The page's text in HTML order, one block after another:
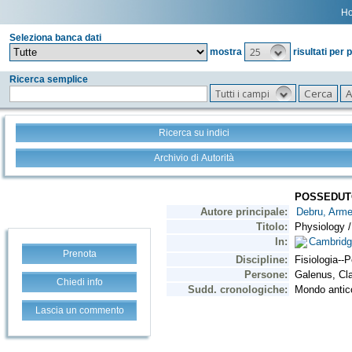
Seleziona banca dati
mostra
25 risultati per
Ricerca semplice
Tutti i campi
Ricerca su indici
Archivio di Autorità
Prenota
Chiedi info
Lascia un commento